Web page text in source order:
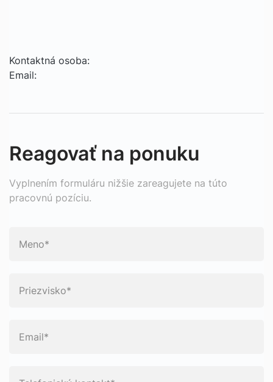
Kontaktná osoba:
Email:
Reagovať na ponuku
Vyplnením formuláru nižšie zareagujete na túto
pracovnú pozíciu.